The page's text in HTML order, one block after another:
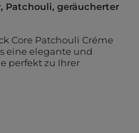
Patchouli, geräucherter
Core Patchouli Créme
eine elegante und
perfekt zu Ihrer